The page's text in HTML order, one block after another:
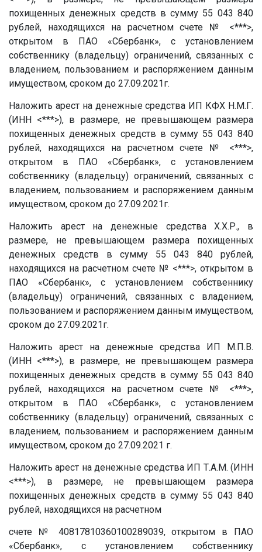
похищенных денежных средств в сумму 55 043 840
рублей, находящихся на расчетном счете № <***>,
открытом в ПАО «Сбербанк», с установлением
собственнику (владельцу) ограничений, связанных с
владением, пользованием и распоряжением данным
имуществом, сроком до 27.09.2021г.
Наложить арест на денежные средства ИП КФХ Н.М.Г.
(ИНН <***>), в размере, не превышающем размера
похищенных денежных средств в сумму 55 043 840
рублей, находящихся на расчетном счете № <***>,
открытом в ПАО «Сбербанк», с установлением
собственнику (владельцу) ограничений, связанных с
владением, пользованием и распоряжением данным
имуществом, сроком до 27.09.2021г.
Наложить арест на денежные средстваХ.Х.Р., в
размере, не превышающем размера похищенных
денежных средств в сумму 55 043 840 рублей,
находящихся на расчетном счете № <***>, открытом в
ПАО «Сбербанк», с установлением собственнику
(владельцу) ограничений, связанных с владением,
пользованием и распоряжением данным имуществом,
сроком до 27.09.2021г.
Наложить арест на денежные средства ИП М.П.В.
(ИНН <***>), в размере, не превышающем размера
похищенных денежных средств в сумму 55 043 840
рублей, находящихся на расчетном счете № <***>,
открытом в ПАО «Сбербанк», с установлением
собственнику (владельцу) ограничений, связанных с
владением, пользованием и распоряжением данным
имуществом, сроком до 27.09.2021 г.
Наложить арест на денежные средства ИП Т.А.М. (ИНН
<***>), в размере, не превышающем размера
похищенных денежных средств в сумму 55 043 840
рублей, находящихся на расчетном
счете № 40817810360100289039, открытом в ПАО
«Сбербанк», с установлением собственнику